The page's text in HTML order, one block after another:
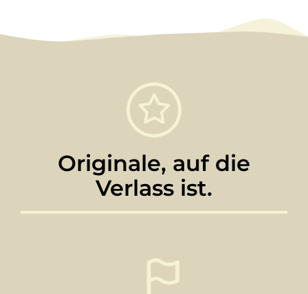
Originale, auf die
Verlass ist.